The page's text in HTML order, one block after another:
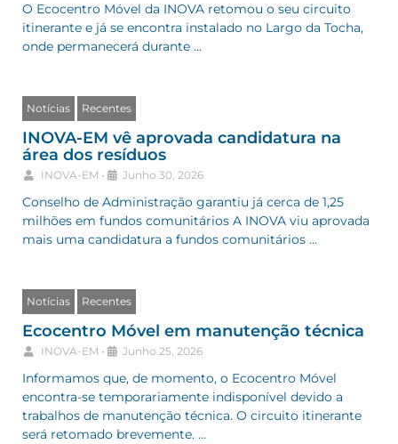
O Ecocentro Móvel da INOVA retomou o seu circuito
itinerante e já se encontra instalado no Largo da Tocha,
onde permanecerá durante …
Notícias Recentes
INOVA-EM vê aprovada candidatura na
área dos resíduos
INOVA-EM • Junho 30, 2026
Conselho de Administração garantiu já cerca de 1,25
milhões em fundos comunitários A INOVA viu aprovada
mais uma candidatura a fundos comunitários …
Notícias Recentes
Ecocentro Móvel em manutenção técnica
INOVA-EM • Junho 25, 2026
Informamos que, de momento, o Ecocentro Móvel
encontra-se temporariamente indisponível devido a
trabalhos de manutenção técnica. O circuito itinerante
será retomado brevemente. …